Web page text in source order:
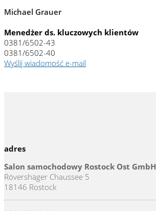
Michael Grauer
Menedżer ds. kluczowych klientów
0381/6502-43
0381/6502-40
Wyślij wiadomość e-mail
adres
Salon samochodowy Rostock Ost GmbH
Rövershäger Chaussee 5
18146 Rostock